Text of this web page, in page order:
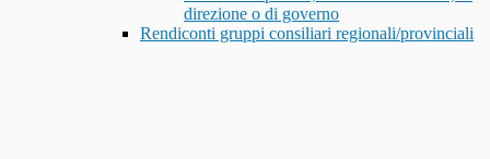
direzione o di governo
Rendiconti gruppi consiliari regionali/provinciali